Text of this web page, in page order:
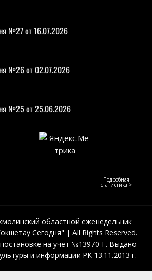
№27 от 16.07.2026
№26 от 02.07.2026
№25 от 25.06.2026
Подробная
статистика >
областной еженедельник
Сегодня" | All Rights Reserved.
на учёт №13970-Г. Выдано
и информации РК 13.11.2013 г.